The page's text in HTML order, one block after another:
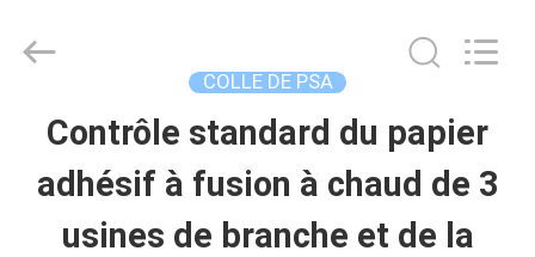
MAISON
PRODUITS
Shanghai
Reserved.
COLLE DE PSA
Contrôle standard du papier
adhésif à fusion à chaud de 3
usines de branche et de la